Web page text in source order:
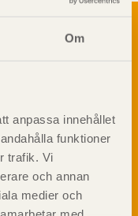
Om
anpassa innehållet
funktioner
trafik. Vi
och annan
medier och
för trä och
byggande